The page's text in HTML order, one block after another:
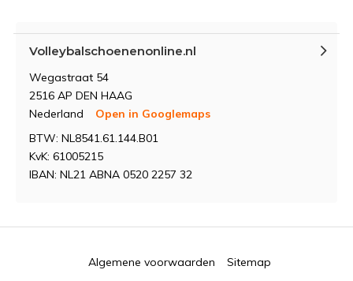
Volleybalschoenenonline.nl
Wegastraat 54
2516 AP DEN HAAG
Nederland
Open in Googlemaps
BTW: NL8541.61.144.B01
KvK: 61005215
IBAN: NL21 ABNA 0520 2257 32
Algemene voorwaarden Sitemap